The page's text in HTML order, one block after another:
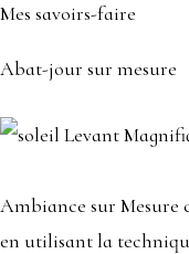
Mes savoirs-faire
Abat-jour sur mesure
Ambiance sur Mesure
en utilisant la